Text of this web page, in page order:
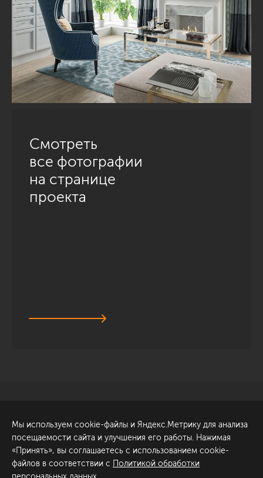
Смотреть
все фотографии
на странице
проекта
Обсудить проект
ул. Академика Павлова, 6
к1
+7 (812) 200-95-55
Мы используем cookie-файлы и Яндекс.Метрику для анализа
посещаемости сайта и улучшения его работы. Нажимая
«Принять», вы соглашаетесь с использованием cookie-
файлов в соответствии с Политикой обработки